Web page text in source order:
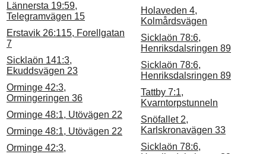
Lännersta 19:59,
Telegramvägen 15
Erstavik 26:115, Forellgatan
7
Sicklaön 141:3,
Ekuddsvägen 23
Orminge 42:3,
Ormingeringen 36
Orminge 48:1, Utövägen 22
Orminge 48:1, Utövägen 22
Orminge 42:3,
Holaveden 4,
Kolmårdsvägen
Sicklaön 78:6,
Henriksdalsringen 89
Sicklaön 78:6,
Henriksdalsringen 89
Tattby 7:1,
Kvarntorpstunneln
Snöfallet 2,
Karlskronavägen 33
Sicklaön 78:6,